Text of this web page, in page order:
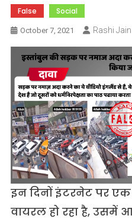
False Social
October 7, 2021 Rashi Jain
इन दिनों इंटरनेट पर एक
वायरल हो रहा है, उसमें